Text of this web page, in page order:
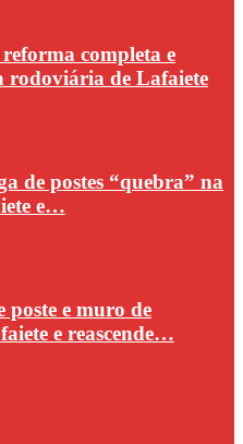
reforma completa e
rodoviária de Lafaiete
de postes “quebra” na
e…
poste e muro de
e reascende…